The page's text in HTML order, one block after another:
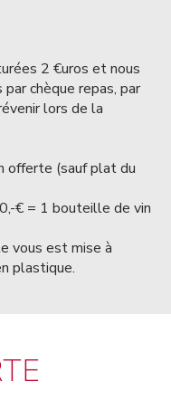
2 €uros et nous
chèque repas, par
lors de la
offerte (sauf plat du
€ = 1 bouteille de vin
vous est mise à
plastique.